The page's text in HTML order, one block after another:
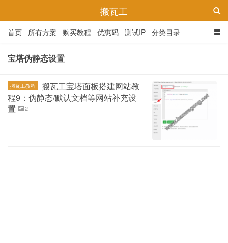
搬瓦工
首页 所有方案 购买教程 优惠码 测试IP 分类目录
宝塔伪静态设置
搬瓦工教程
搬瓦工宝塔面板搭建网站教
程9：伪静态/默认文档等网站补充设
置
2